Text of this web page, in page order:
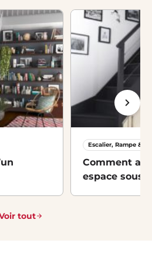
Escalier, Rampe &
Comment
espace sous-
tout